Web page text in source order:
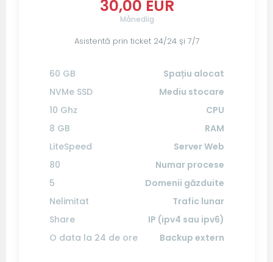
30,00 EUR
Månedlig
Asistentă prin ticket 24/24 și 7/7
Spațiu alocat
60 GB
Mediu stocare
NVMe SSD
CPU
10 Ghz
RAM
8 GB
Server Web
LiteSpeed
Numar procese
80
Domenii găzduite
5
Trafic lunar
Nelimitat
IP (ipv4 sau ipv6)
Share
Backup extern
O data la 24 de ore